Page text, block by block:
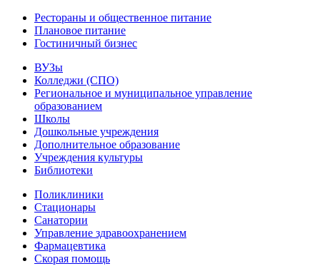
Рестораны и общественное питание
Плановое питание
Гостиничный бизнес
ВУЗы
Колледжи (СПО)
Региональное и муниципальное управление
образованием
Школы
Дошкольные учреждения
Дополнительное образование
Учреждения культуры
Библиотеки
Поликлиники
Стационары
Санатории
Управление здравоохранением
Фармацевтика
Скорая помощь